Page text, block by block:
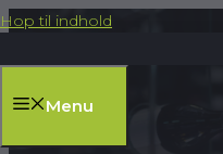
Hop til indhold
Menu